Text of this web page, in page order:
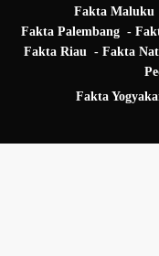
Fakta Maluku
Fakta Palembang
Fakta Riau
Fakta
Fakta